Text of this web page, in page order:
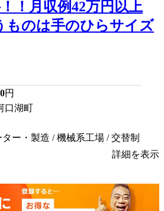
！月収例42万円以上
ものは手のひらサイズ
円
口湖町
ー・製造 / 機械系工場 / 交替制
詳細を表示